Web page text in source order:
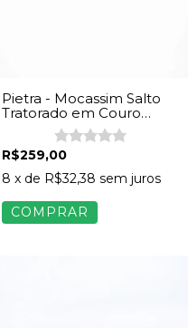
Pietra - Mocassim Salto
Tratorado em Couro
R$259,00
8 x de R$32,38 sem juros
COMPRAR